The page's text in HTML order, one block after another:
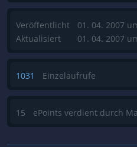
Veröffentlicht
Aktualisiert
01. 04. 2007
01. 04. 2007
1031 Einzelaufrufe
15 ePoints verdient durch